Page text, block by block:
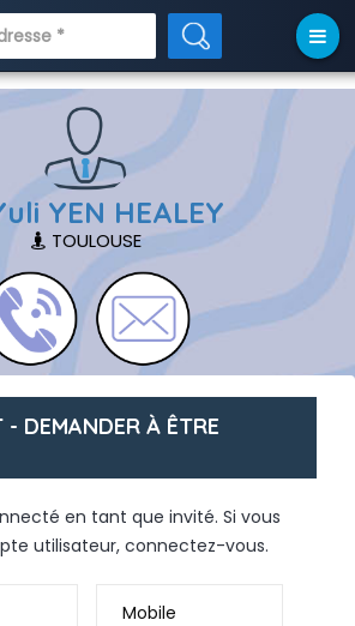
YEN HEALEY
TOULOUSE
DEMANDER À ÊTRE
en tant que invité. Si vous
utilisateur, connectez-vous.
Mobile